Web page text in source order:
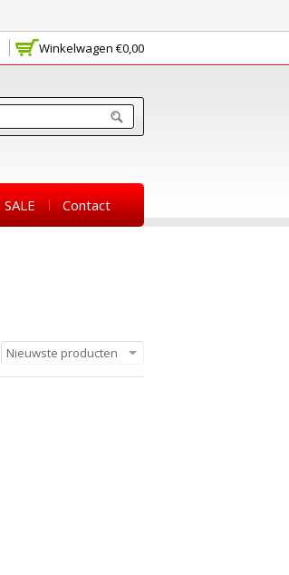
Winkelwagen €0,00
SALE Contact
Nieuwste producten